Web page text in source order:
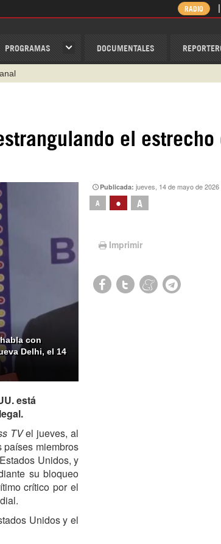
PROGRAMAS DOCUMENTALES
RADIO
el estrecho
con
Delhi, el 14
Publicada:jueves, 14 de mayo de 2026
A • A
Imprimir
está
TVel jueves, al
países miembros
Unidos, y
su bloqueo
crítico por el
Unidos y el